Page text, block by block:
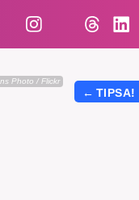
Photo / Flickr
← TIPSA!